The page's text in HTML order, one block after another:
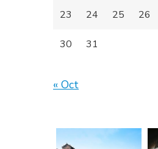
23 24 25 26
30 31
« Oct